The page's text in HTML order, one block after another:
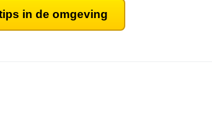
in de omgeving